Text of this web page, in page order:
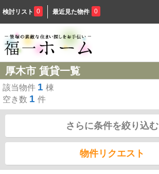
検討リスト 0 最近見た物件 0
厚木市 賃貸一覧
該当物件 1 棟
空き数 1 件
さらに条件を絞り込む
物件リクエスト